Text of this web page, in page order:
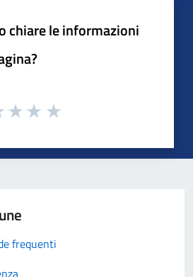
chiare le informazioni
frequenti